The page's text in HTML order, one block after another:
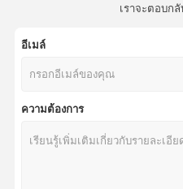
เราจะตอบกลั
อีเมล์
ความต้องการ